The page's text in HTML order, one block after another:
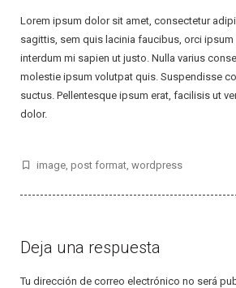
Lorem ipsum dolor sit amet, consectetur
sagittis, sem quis lacinia faucibus, orci ipsum
interdum mi sapien ut justo. Nulla varius
molestie ipsum volutpat quis. Suspendisse
suctus. Pellentesque ipsum erat, facilisis ut
dolor.
image, post format, wordpress
Deja una respuesta
Tu dirección de correo electrónico no será